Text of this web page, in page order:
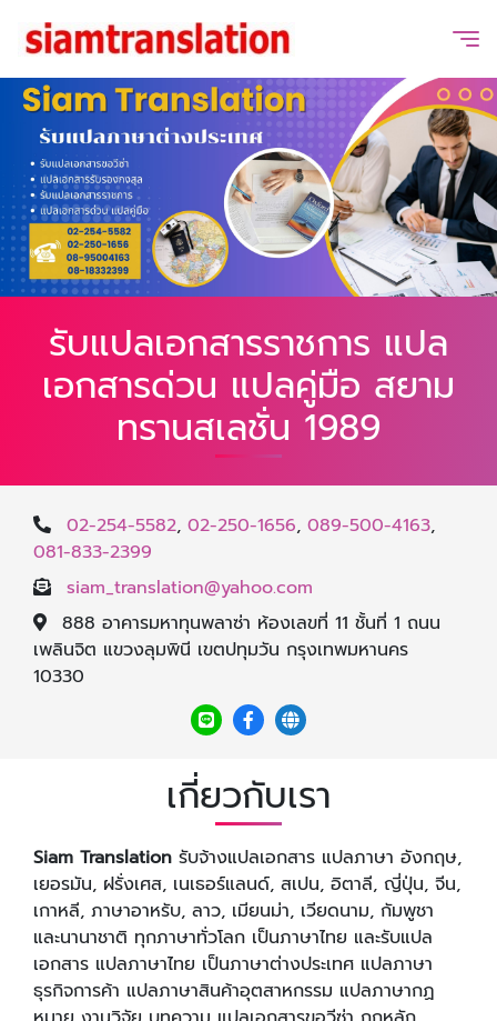
รับแปลเอกสารราชการ แปล
เอกสารด่วน แปลคู่มือ สยาม
ทรานสเลชั่น 1989
02-254-5582, 02-250-1656, 089-500-4163,
081-833-2399
siam_translation@yahoo.com
888 อาคารมหาทุนพลาซ่า ห้องเลขที่ 11 ชั้นที่ 1 ถนน
เพลินจิต แขวงลุมพินี เขตปทุมวัน กรุงเทพมหานคร
10330
เกี่ยวกับเรา
Siam Translation รับจ้างแปลเอกสาร แปลภาษา อังกฤษ,
เยอรมัน, ฝรั่งเศส, เนเธอร์แลนด์, สเปน, อิตาลี, ญี่ปุ่น, จีน,
เกาหลี, ภาษาอาหรับ, ลาว, เมียนม่า, เวียดนาม, กัมพูชา
และนานาชาติ ทุกภาษาทั่วโลก เป็นภาษาไทย และรับแปล
เอกสาร แปลภาษาไทย เป็นภาษาต่างประเทศ แปลภาษา
ธุรกิจการค้า แปลภาษาสินค้าอุตสาหกรรม แปลภาษากฏ